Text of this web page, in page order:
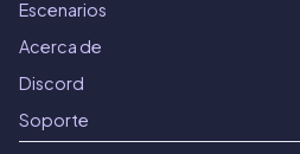
Escenarios
Acerca de
Discord
Soporte